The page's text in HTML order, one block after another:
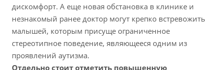
дискомфорт. А еще новая обстановка в клинике и
незнакомый ранее доктор могут крепко встревожить
малышей, которым присуще ограниченное
стереотипное поведение, являющееся одним из
проявлений аутизма.
Отдельно стоит отметить повышенную